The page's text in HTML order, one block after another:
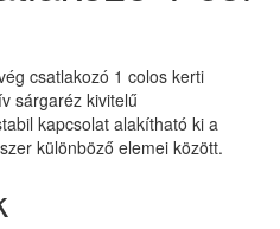
csatlakozó 1 colos kerti
sárgaréz kivitelű
kapcsolat alakítható ki a
különböző elemei között.